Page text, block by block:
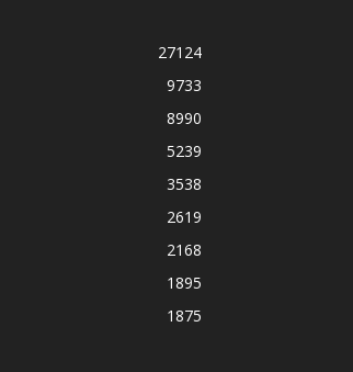
27124
9733
8990
5239
3538
2619
2168
1895
1875